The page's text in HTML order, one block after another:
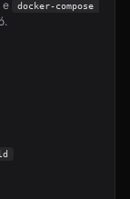
e
docker-compose